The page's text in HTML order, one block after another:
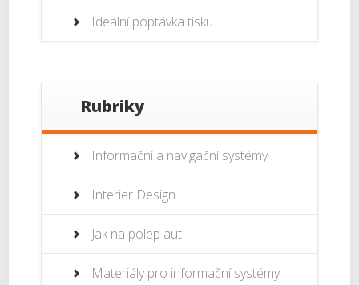
Ideální poptávka tisku
Rubriky
Informační a navigační systémy
Interier Design
Jak na polep aut
Materiály pro informační systémy